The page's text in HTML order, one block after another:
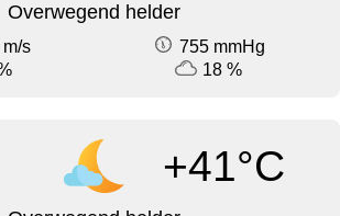
Overwegend helder
s
755 mmHg
18 %
+41°C